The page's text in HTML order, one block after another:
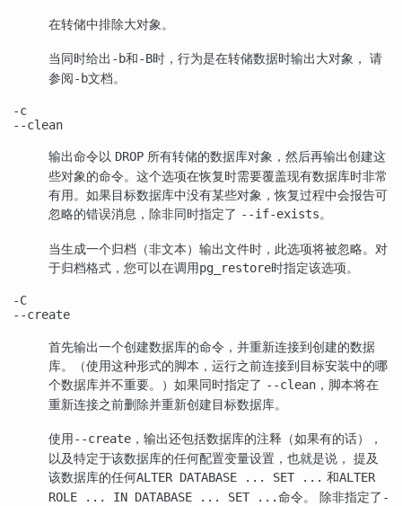
在转储中排除大对象。
当同时给出 -b和-B时，行为是在转储数据时输出大对象， 请
参阅-b文档。
-c
--clean
输出命令以 DROP 所有转储的数据库对象，然后再输出创建这
些对象的命令。这个选项在恢复时需要覆盖现有数据库时非常
有用。如果目标数据库中没有某些对象，恢复过程中会报告可
忽略的错误消息，除非同时指定了 --if-exists。
当生成一个归档（非文本）输出文件时，此选项将被忽略。对
于归档格式，您可以在调用pg_restore时指定该选项。
-C
--create
首先输出一个创建数据库的命令，并重新连接到创建的数据
库。（使用这种形式的脚本，运行之前连接到目标安装中的哪
个数据库并不重要。）如果同时指定了 --clean ，脚本将在
重新连接之前删除并重新创建目标数据库。
使用--create ，输出还包括数据库的注释（如果有的话），
以及特定于该数据库的任何配置变量设置，也就是说， 提及
该数据库的任何ALTER DATABASE ... SET ... 和ALTER
ROLE ... IN DATABASE ... SET ...命令。 除非指定了 -